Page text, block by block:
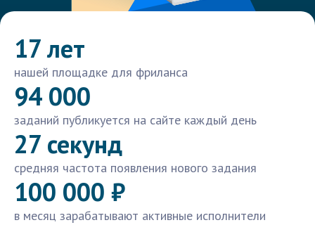
17 лет
нашей площадке для фриланса
94 000
заданий публикуется на сайте каждый день
27 секунд
средняя частота появления нового задания
100 000 ₽
в месяц зарабатывают активные исполнители